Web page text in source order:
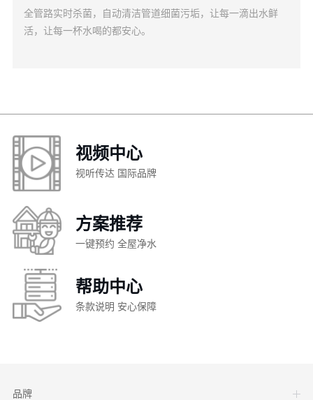
全管路实时杀菌，自动清洁管道细菌污垢，让每一滴出水鲜
活，让每一杯水喝的都安心。
视频中心
视听传达 国际品牌
方案推荐
一键预约 全屋净水
帮助中心
条款说明 安心保障
品牌